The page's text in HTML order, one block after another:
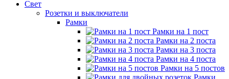
Свет
Розетки и выключатели
Рамки
Рамки на 1 пост
Рамки на 2 поста
Рамки на 3 поста
Рамки на 4 поста
Рамки на 5 постов
Рамки